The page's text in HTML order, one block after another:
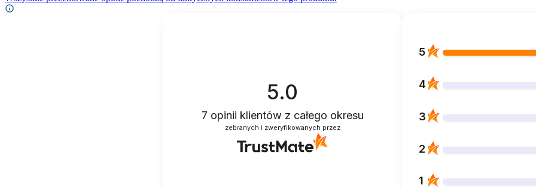
5.0
7 opinii klientów z całego okresu
zebranych i zweryfikowanych przez
5
4
3
2
1